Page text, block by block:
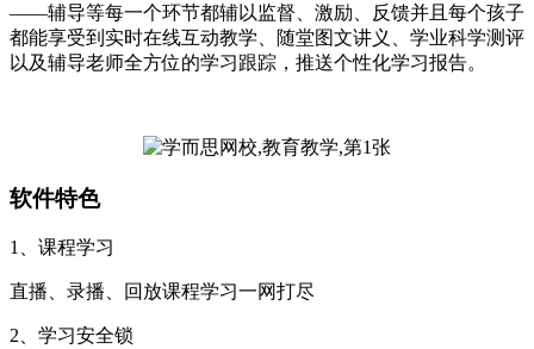
——辅导等每一个环节都辅以监督、激励、反馈并且每个孩子
都能享受到实时在线互动教学、随堂图文讲义、学业科学测评
以及辅导老师全方位的学习跟踪，推送个性化学习报告。
软件特色
1、课程学习
直播、录播、回放课程学习一网打尽
2、学习安全锁